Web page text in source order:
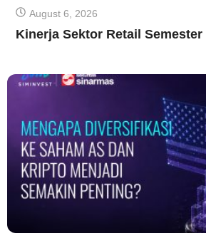
August 6, 2026
Kinerja Sektor Retail Semester